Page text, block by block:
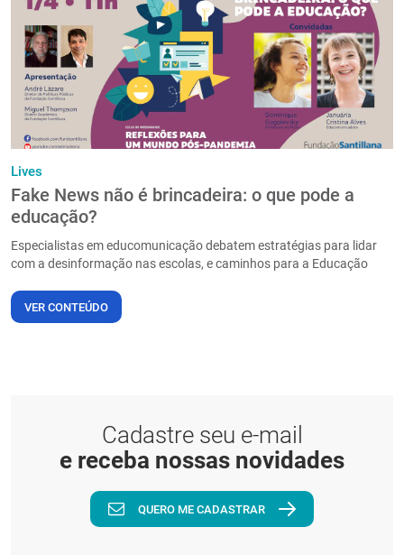
PT
Lives
Fake News não é brincadeira: o que pode a
educação?
Especialistas em educomunicação debatem estratégias para lidar
com a desinformação nas escolas, e caminhos para a Educação
VER CONTEÚDO
Cadastre seu e-mail
e receba nossas novidades
QUERO ME CADASTRAR